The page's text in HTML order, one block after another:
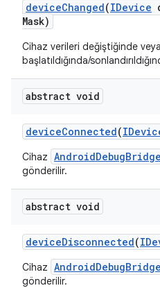
deviceChanged(IDevice
Mask)
Cihaz verileri değiştiğinde
başlatıldığında/
abstract void
deviceConnected(
Cihaz AndroidDebugBridge
gönderilir.
abstract void
deviceDisconnected(
Cihaz AndroidDebugBridge
gönderilir.